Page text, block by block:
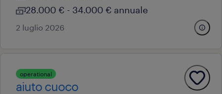
28.000 € - 34.000 € annuale
2 luglio 2026
operational
aiuto cuoco